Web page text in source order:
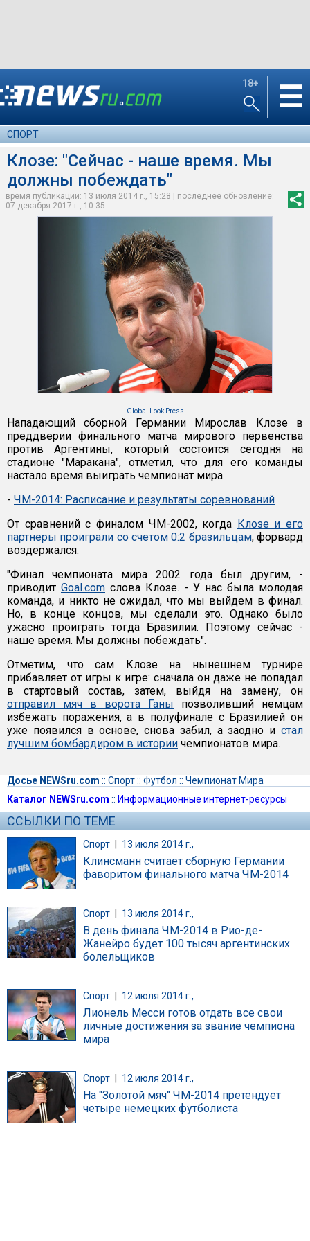
18+ ☰
СПОРТ
Клозе: "Сейчас - наше время. Мы
должны побеждать"
время публикации: 13 июля 2014 г., 15:28 | последнее обновление:
07 декабря 2017 г., 10:35
Global Look Press
Нападающий сборной Германии Мирослав Клозе в
преддверии финального матча мирового первенства
против Аргентины, который состоится сегодня на
стадионе "Маракана", отметил, что для его команды
настало время выиграть чемпионат мира.
- ЧМ-2014: Расписание и результаты соревнований
От сравнений с финалом ЧМ-2002, когда Клозе и его
партнеры проиграли со счетом 0:2 бразильцам, форвард
воздержался.
"Финал чемпионата мира 2002 года был другим, -
приводит Goal.com слова Клозе. - У нас была молодая
команда, и никто не ожидал, что мы выйдем в финал.
Но, в конце концов, мы сделали это. Однако было
ужасно проиграть тогда Бразилии. Поэтому сейчас -
наше время. Мы должны побеждать".
Отметим, что сам Клозе на нынешнем турнире
прибавляет от игры к игре: сначала он даже не попадал
в стартовый состав, затем, выйдя на замену, он
отправил мяч в ворота Ганы позволивший немцам
избежать поражения, а в полуфинале с Бразилией он
уже появился в основе, снова забил, а заодно и стал
лучшим бомбардиром в истории чемпионатов мира.
Досье NEWSru.com :: Спорт:: Футбол :: Чемпионат Мира
Каталог NEWSru.com :: Информационные интернет-ресурсы
ССЫЛКИ ПО ТЕМЕ
Спорт | 13 июля 2014 г.,
Клинсманн считает сборную Германии
фаворитом финального матча ЧМ-2014
Спорт 13 июля 2014 г.,
В день финала ЧМ-2014 в Рио-де-
Жанейро будет 100 тысяч аргентинских
болельщиков
Спорт 12 июля 2014 г.,
Лионель Месси готов отдать все свои
личные достижения за звание чемпиона
мира
Спорт 12 июля 2014 г.,
На "Золотой мяч" ЧМ-2014 претендует
четыре немецких футболиста